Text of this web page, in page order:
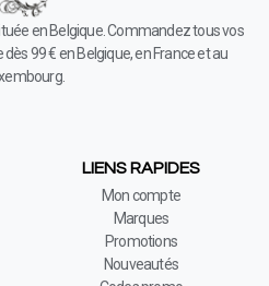
en Belgique. Commandez tous vos
99 € en Belgique, en France et au
LIENS RAPIDES
Mon compte
Marques
Promotions
Nouveautés